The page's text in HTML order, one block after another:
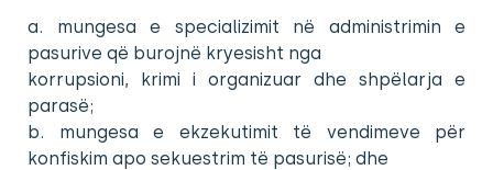
a. mungesa e specializimit në administrimin e
pasurive që burojnë kryesisht nga
korrupsioni, krimi i organizuar dhe shpëlarja e
parasë;
b. mungesa e ekzekutimit të vendimeve për
konfiskim apo sekuestrim të pasurisë; dhe